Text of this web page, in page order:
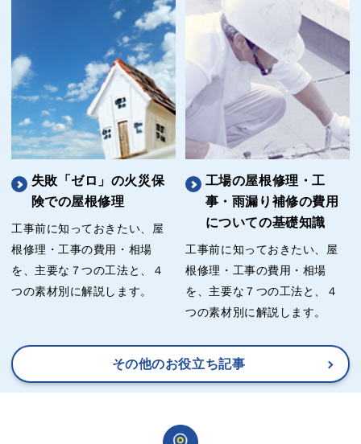
失敗「ゼロ」の火災保
険での屋根修理
工事前に知っておきたい、屋
根修理・工事の費用・相場
を、主要な７つの工法と、４
つの素材別に解説します。
工場の屋根修理・工
事・雨漏り補修の費用
についての基礎知識
工事前に知っておきたい、屋
根修理・工事の費用・相場
を、主要な７つの工法と、４
つの素材別に解説します。
その他のお役立ち記事